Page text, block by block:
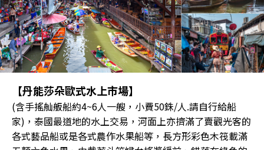
【丹能莎朵歐式水上市場】
(含手搖舢舨船約4~6人一艘，小費50銖/人.請自行給船
家)，泰國最道地的水上交易，河面上亦擠滿了賣觀光客的
各式藝品船或是各式農作水果船等，長方形彩色木筏載滿